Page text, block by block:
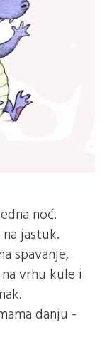
noć.
jastuk.
spavanje,
vrhu kule i
danju -